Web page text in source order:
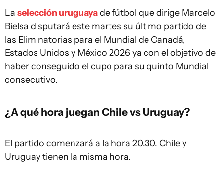
La selección uruguayade fútbol que dirige Marcelo
Bielsa disputará este martes su último partido de
las Eliminatorias para el Mundial de Canadá,
Estados Unidos y México 2026 ya con el objetivo de
haber conseguido el cupo para su quinto Mundial
consecutivo.
¿A qué hora juegan Chile vs Uruguay?
El partido comenzará a la hora 20.30. Chile y
Uruguay tienen la misma hora.